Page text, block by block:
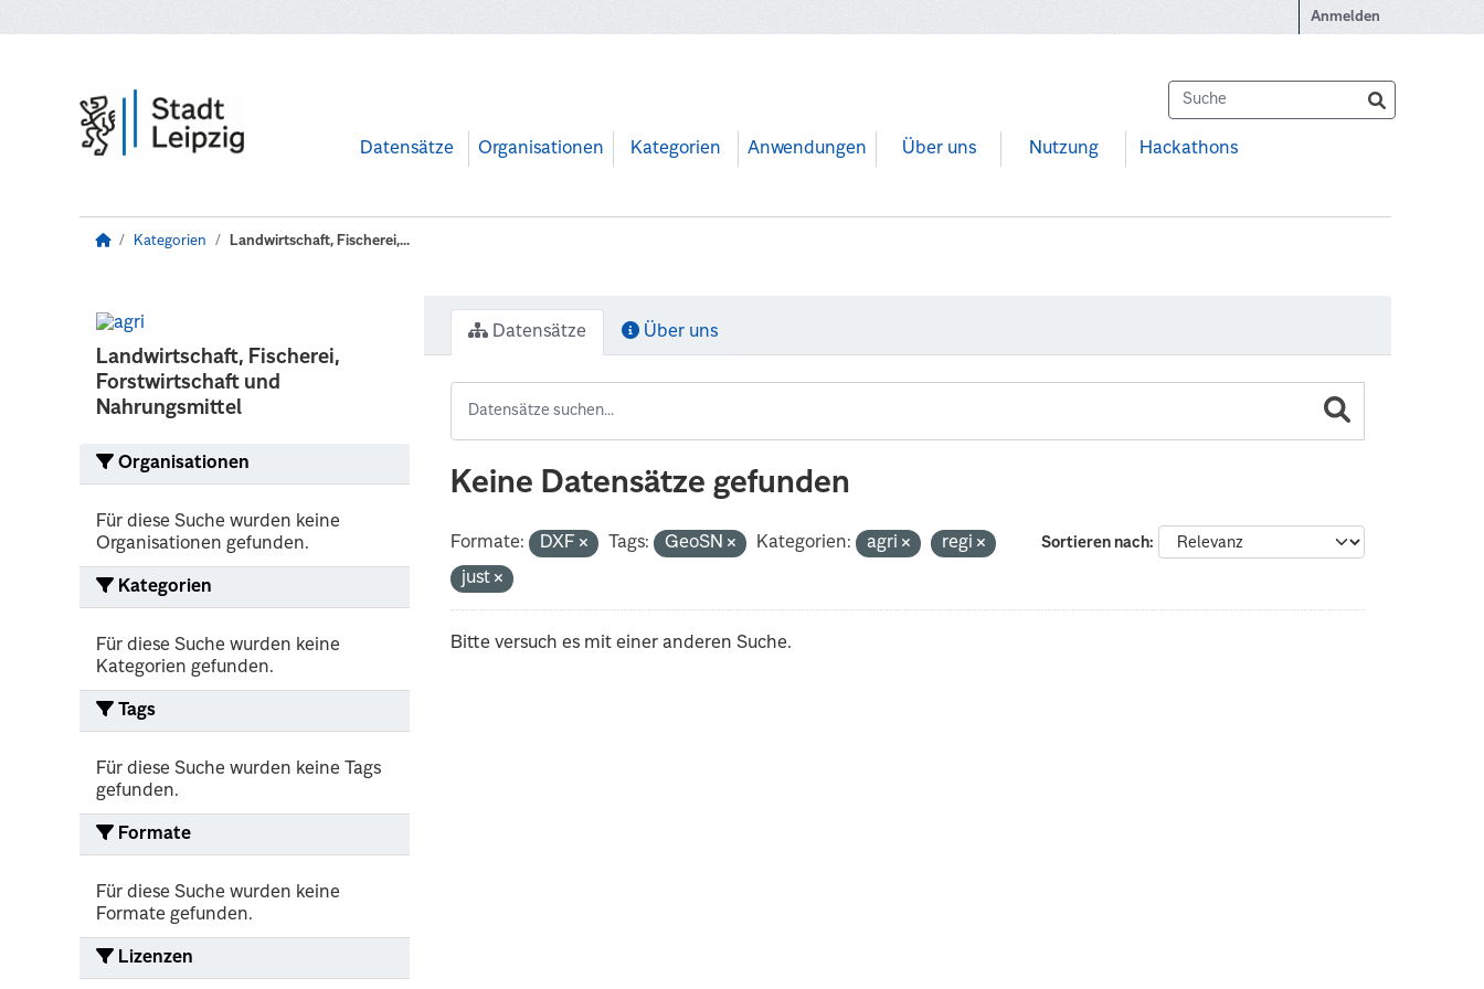
Anmelden
Datensätze Organisationen Kategorien Anwendungen Über uns Nutzung Hackathons
Kategorien Landwirtschaft, Fischerei,...
Landwirtschaft, Fischerei,
Forstwirtschaft und
Nahrungsmittel
Organisationen
Für diese Suche wurden keine
Organisationen gefunden.
Kategorien
Für diese Suche wurden keine
Kategorien gefunden.
Tags
Für diese Suche wurden keine Tags
gefunden.
Formate
Für diese Suche wurden keine
Formate gefunden.
Lizenzen
Datensätze Über uns
Keine Datensätze gefunden
Sortieren nach
Formate: DXF Tags: GeoSN Kategorien: agri
regi
just
Bitte versuch es mit einer anderen Suche.